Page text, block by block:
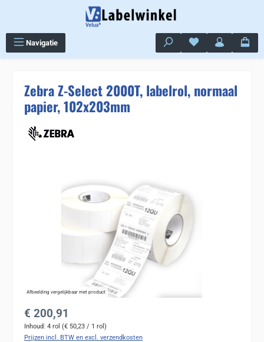
Navigatie Je hebt 0 items op
Zebra Z-Select 2000T, labelrol, normaal
papier, 102x203mm
Afbeelding vergelijkbaar met product
Normale prijs:
€ 200,91
Inhoud: 4 rol (€ 50,23 / 1 rol)
Prijzen incl. BTW en excl. verzendkosten